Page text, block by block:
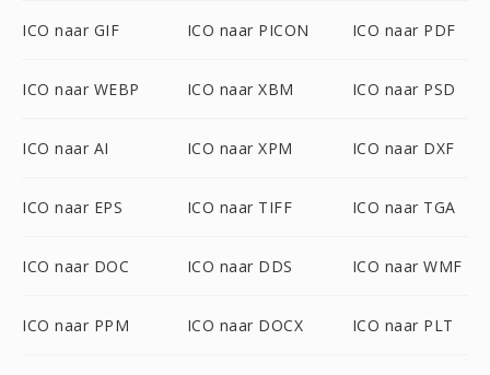
ICO naar GIF ICO naar PICON ICO naar PDF
ICO naar WEBP ICO naar XBM ICO naar PSD
ICO naar AI ICO naar XPM ICO naar DXF
ICO naar EPS ICO naar TIFF ICO naar TGA
ICO naar DOC ICO naar DDS ICO naar WMF
ICO naar PPM ICO naar DOCX ICO naar PLT